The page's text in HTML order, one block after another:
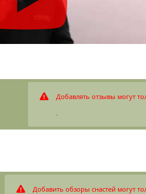
Добавлять отзывы могут
.
Добавить обзоры снастей могут